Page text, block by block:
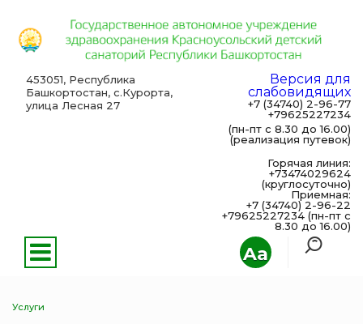
Aa
453051, Республика
Башкортостан, с.Курорта,
улица Лесная 27
Версия для
слабовидящих
+7 (34740) 2-96-77
+79625227234
(пн-пт с 8.30 до 16.00)
(реализация путевок)
Горячая линия:
+73474029624
(круглосуточно)
Приемная:
+7 (34740) 2-96-22
+79625227234 (пн-пт с
8.30 до 16.00)
Услуги